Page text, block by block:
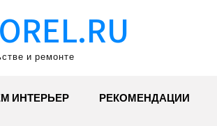
и ремонте
ИНТЕРЬЕР РЕКОМЕНДАЦИИ